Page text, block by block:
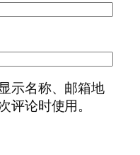
示名称、邮箱地
评论时使用。